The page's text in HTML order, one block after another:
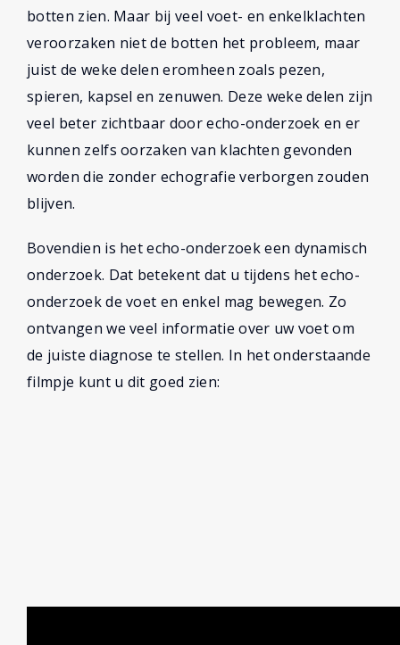
botten zien. Maar bij veel voet- en enkelklachten
veroorzaken niet de botten het probleem, maar
juist de weke delen eromheen zoals pezen,
spieren, kapsel en zenuwen. Deze weke delen zijn
veel beter zichtbaar door echo-onderzoek en er
kunnen zelfs oorzaken van klachten gevonden
worden die zonder echografie verborgen zouden
blijven.
Bovendien is het echo-onderzoek een dynamisch
onderzoek. Dat betekent dat u tijdens het echo-
onderzoek de voet en enkel mag bewegen. Zo
ontvangen we veel informatie over uw voet om
de juiste diagnose te stellen. In het onderstaande
filmpje kunt u dit goed zien: